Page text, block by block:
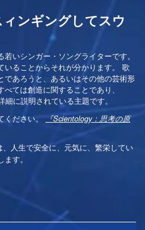
ンギングしてスウ
いシンガー・ソングライターです。
いることからそれが分かります。 歌
であろうと、あるいはその他の芸術形
ては創造に関することであり、
細に説明されている主題です。
ださい。
『Scientology：思考の原
、人生で安全に、元気に、繁栄してい
す。